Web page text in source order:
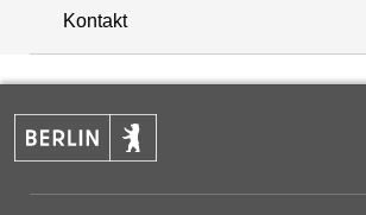
Hinweis:Zur Anzeige und zum
Probenahmedaten nutzen
+
−
Kontakt